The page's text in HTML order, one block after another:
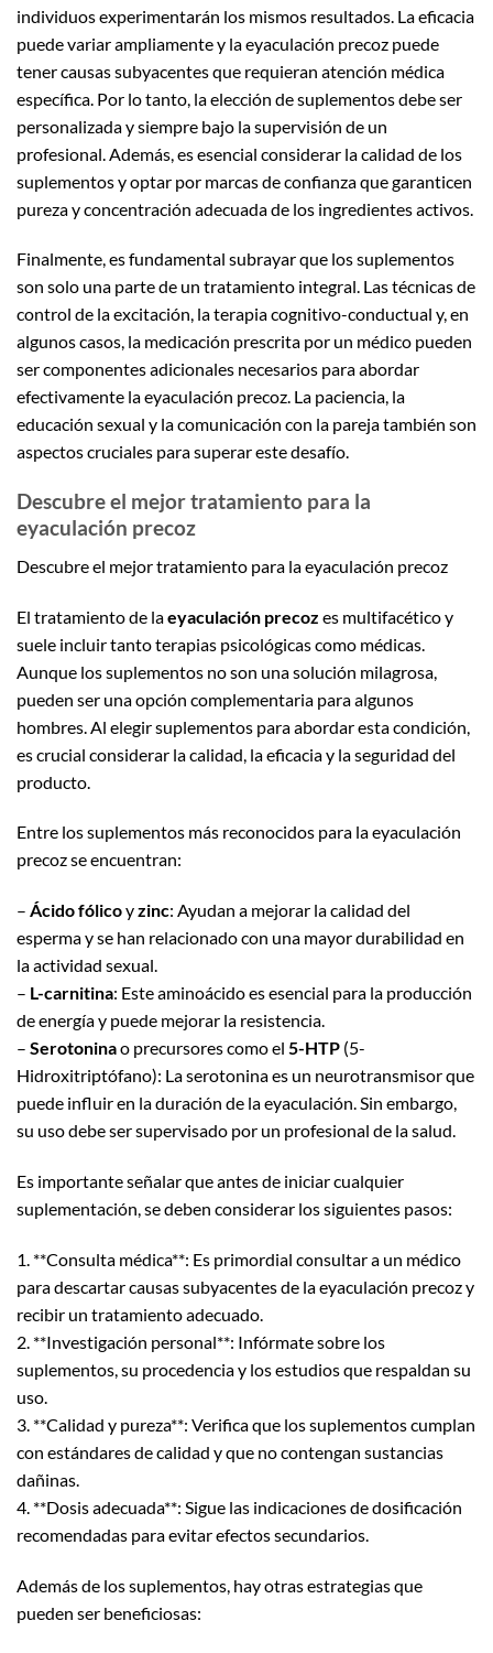
individuos experimentarán los mismos resultados. La eficacia
puede variar ampliamente y la eyaculación precoz puede
tener causas subyacentes que requieran atención médica
específica. Por lo tanto, la elección de suplementos debe ser
personalizada y siempre bajo la supervisión de un
profesional. Además, es esencial considerar la calidad de los
suplementos y optar por marcas de confianza que garanticen
pureza y concentración adecuada de los ingredientes activos.
Finalmente, es fundamental subrayar que los suplementos
son solo una parte de un tratamiento integral. Las técnicas de
control de la excitación, la terapia cognitivo-conductual y, en
algunos casos, la medicación prescrita por un médico pueden
ser componentes adicionales necesarios para abordar
efectivamente la eyaculación precoz. La paciencia, la
educación sexual y la comunicación con la pareja también son
aspectos cruciales para superar este desafío.
Descubre el mejor tratamiento para la
eyaculación precoz
Descubre el mejor tratamiento para la eyaculación precoz
El tratamiento de laeyaculación precoz es multifacético y
suele incluir tanto terapias psicológicas como médicas.
Aunque los suplementos no son una solución milagrosa,
pueden ser una opción complementaria para algunos
hombres. Al elegir suplementos para abordar esta condición,
es crucial considerar la calidad, la eficacia y la seguridad del
producto.
Entre los suplementos más reconocidos para la eyaculación
precoz se encuentran:
– Ácido fólicoyzinc: Ayudan a mejorar la calidad del
esperma y se han relacionado con una mayor durabilidad en
la actividad sexual.
– L-carnitina: Este aminoácido es esencial para la producción
de energía y puede mejorar la resistencia.
– Serotoninao precursores como el 5-HTP (5-
Hidroxitriptófano): La serotonina es un neurotransmisor que
puede influir en la duración de la eyaculación. Sin embargo,
su uso debe ser supervisado por un profesional de la salud.
Es importante señalar que antes de iniciar cualquier
suplementación, se deben considerar los siguientes pasos:
1. **Consulta médica**: Es primordial consultar a un médico
para descartar causas subyacentes de la eyaculación precoz y
recibir un tratamiento adecuado.
2. **Investigación personal**: Infórmate sobre los
suplementos, su procedencia y los estudios que respaldan su
uso.
3. **Calidad y pureza**: Verifica que los suplementos cumplan
con estándares de calidad y que no contengan sustancias
dañinas.
4. **Dosis adecuada**: Sigue las indicaciones de dosificación
recomendadas para evitar efectos secundarios.
Además de los suplementos, hay otras estrategias que
pueden ser beneficiosas: